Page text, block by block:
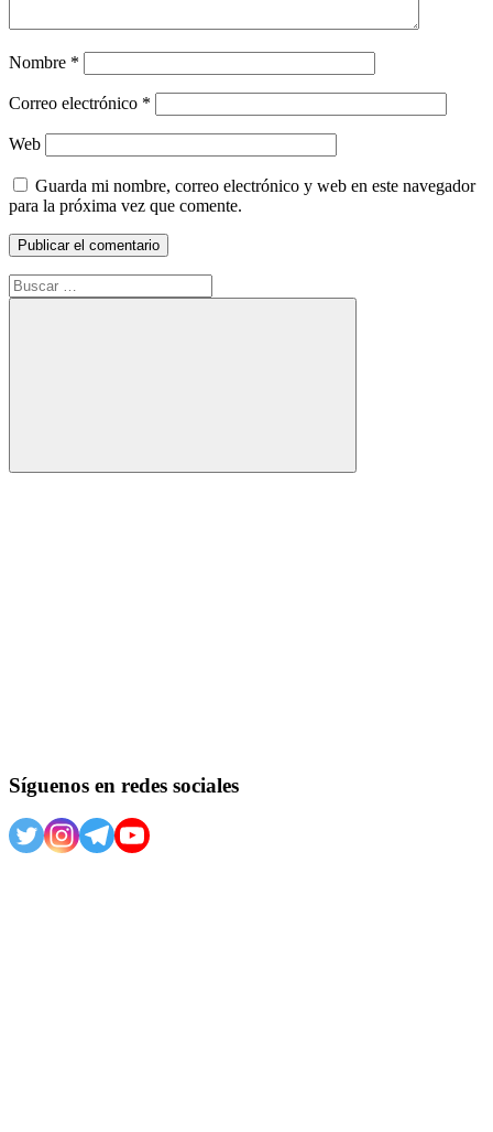
Nombre *
Correo electrónico *
Web
Guarda mi nombre, correo electrónico y web en este navegador
para la próxima vez que comente.
Buscar:
Buscar
Síguenos en redes sociales